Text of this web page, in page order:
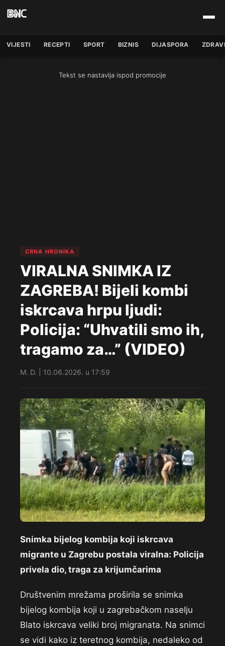
VIJESTI RECEPTI SPORT BIZNIS DIJASPORA
Tekst se nastavlja ispod promocije
CRNA HRONIKA
VIRALNA SNIMKA IZ
ZAGREBA! Bijeli kombi
iskrcava hrpu ljudi:
Policija: “Uhvatili smo ih,
tragamo za…” (VIDEO)
M. D. | 10.06.2026. u 17:59
Snimka bijelog kombija koji iskrcava
migrante u Zagrebu postala viralna: Policija
privela dio, traga za krijumčarima
Društvenim mrežama proširila se snimka
bijelog kombija koji u zagrebačkom naselju
Blato iskrcava veliki broj migranata. Na snimci
se vidi kako iz teretnog kombija, nedaleko od